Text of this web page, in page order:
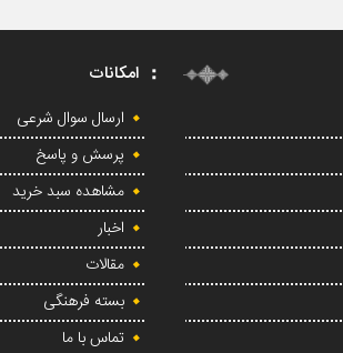
امکانات
ارسال سوال شرعی
پرسش و پاسخ
مشاهده سبد خرید
اخبار
مقالات
بسته فرهنگی
تماس با ما